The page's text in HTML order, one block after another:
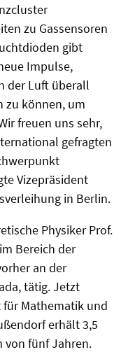
zu Gassensoren
gibt
Impulse,
der Luft überall
zu können, um
freuen uns sehr,
gefragten
Vizepräsident
in Berlin.
Physiker Prof.
Bereich der
an der
tätig. Jetzt
Mathematik und
erhält 3,5
von fünf Jahren.